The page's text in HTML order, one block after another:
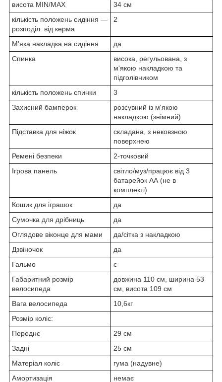
висота MIN/MAX
34 см
кількість положень сидіння —
розподіл. від керма
2
М'яка накладка на сидіння
да
Спинка
висока, регульована, з
м'якою накладкою та
підголівником
кількість положень спинки
3
Захисний бамперок
розсувний із м'якою
накладкою (знімний)
Підставка для ніжок
складана, з нековзною
поверхнею
Ремені безпеки
2-точковий
Ігрова панель
світло/муз/працює від 3
батарейок АА (не в
комплекті)
Кошик для іграшок
да
Сумочка для дрібниць
да
Оглядове віконце для мами
да/сітка з накладкою
Дзвіночок
да
Гальмо
є
Габаритний розмір
велосипеда
довжина 110 см, ширина 53
см, висота 109 см
Вага велосипеда
10,6кг
Розмір коліс:
Переднє
29 см
Задні
25 см
Матеріал коліс
гума (надувне)
Амортизація
немає